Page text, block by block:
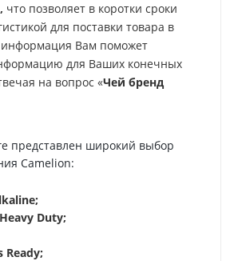
что позволяет в коротки сроки
для поставки товара в
Вам поможет
для Ваших конечных
на вопрос «Чей бренд
представлен широкий выбор
Camelion:
Duty;
Ready;